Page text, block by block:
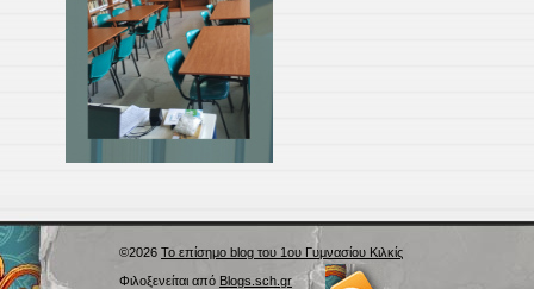
©2026 Το επίσημο blog του 1ου Γυμνασίου Κιλκίς
Φιλοξενείται από Blogs.sch.gr